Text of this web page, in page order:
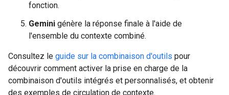
fonction.
Gemini génère la réponse finale à l'aide de
l'ensemble du contexte combiné.
Consultez le guide sur la combinaison d'outils pour
découvrir comment activer la prise en charge de la
combinaison d'outils intégrés et personnalisés, et obtenir
des exemples de circulation de contexte.